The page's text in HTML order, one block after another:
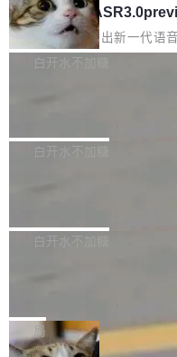
理解大规模代码仓时面临显
颈。 代码仓深度理解服务（
e深度理解服务"）是华为云
数据。2024年9月3日下午4
的账号密码进入A集群，输入
称为"删库跑路"的命令——最
自研的多个文生3D和...
oE 架构的大模型，好用到让
存永远不够用。 Cloudflare
一直在跑这些模型的推理。
整性保护。效果是：吞吐量
腾讯混元 Hy
腾讯混元正式推出新一代语
3.0preview。基于最新一代
让语音识别不再只是听清，
w 不要求标准普通话，方言
白开水不加糖
新和少量网页兼容性修复版
容提供的字体时出现的几个
质的最低采样率）的音频格
SS 圆角虚线样式中可能存在
白开水不加糖
发布的 Release Notes，他
最强的若干项。对于尚未正
通过拉取过去一年内（从
白开水不加糖
维护工作一直与我的日常工
和休闲娱乐竞争时间。" 这
局